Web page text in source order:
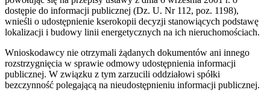
dostępie do informacji publicznej (Dz. U. Nr 112, poz. 1198),
wnieśli o udostępnienie kserokopii decyzji stanowiących podstawę
lokalizacji i budowy linii energetycznych na ich nieruchomościach.
Wnioskodawcy nie otrzymali żądanych dokumentów ani innego
rozstrzygnięcia w sprawie odmowy udostępnienia informacji
publicznej. W związku z tym zarzucili oddziałowi spółki
bezczynność polegającą na nieudostępnieniu informacji publicznej.